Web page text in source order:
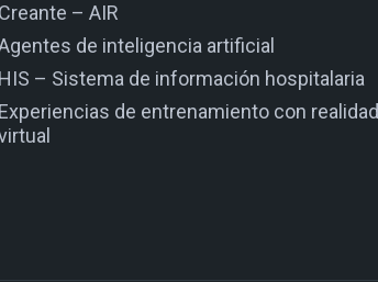
Creante – AIR
de inteligencia artificial
HIS – Sistema de información hospitalaria
Experiencias de entrenamiento con realidad